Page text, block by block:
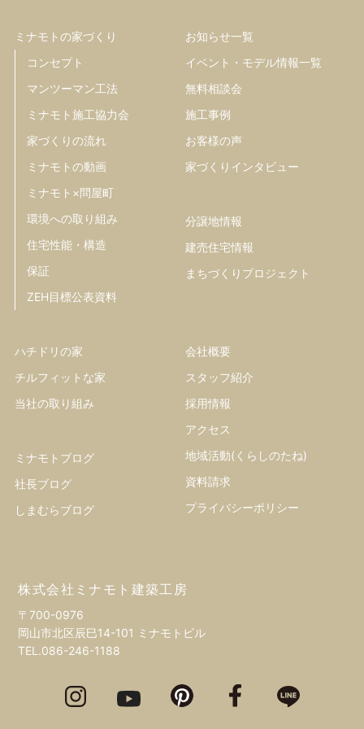
ミナモトの家づくり
コンセプト
マンツーマン工法
ミナモト施工協力会
家づくりの流れ
ミナモトの動画
ミナモト×問屋町
環境への取り組み
住宅性能・構造
保証
ZEH目標公表資料
お知らせ一覧
イベント・モデル情報一覧
無料相談会
施工事例
お客様の声
家づくりインタビュー
分譲地情報
建売住宅情報
まちづくりプロジェクト
ハチドリの家
チルフィットな家
当社の取り組み
ミナモトブログ
社長ブログ
しまむらブログ
会社概要
スタッフ紹介
採用情報
アクセス
地域活動(くらしのたね)
資料請求
プライバシーポリシー
株式会社ミナモト建築工房
〒700-0976
岡山市北区辰巳14-101 ミナモトビル
TEL.086-246-1188